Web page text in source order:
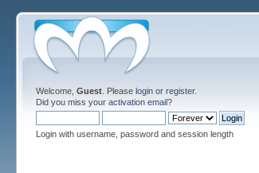
Welcome,Guest . Pleaselogin orregister.
Did you miss youractivation email?
Login with username, password and session length